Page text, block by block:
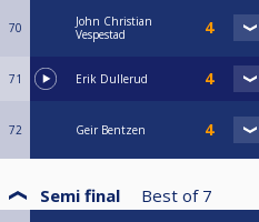
70
John Christian
Vespestad
71 Erik Dullerud
72 Geir Bentzen
Semi final Best of 7